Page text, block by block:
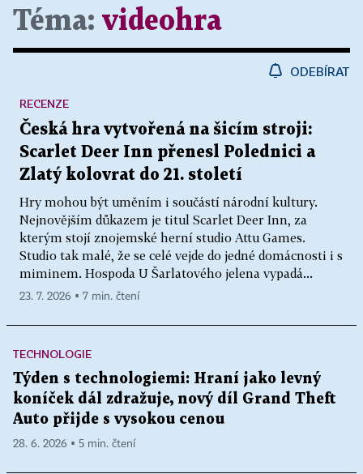
Téma: videohra
ODEBÍRAT
Česká hra vytvořená na šicím stroji:
Scarlet Deer Inn přenesl Polednici a
Zlatý kolovrat do 21. století
Hry mohou být uměním i součástí národní kultury.
Nejnovějším důkazem je titul Scarlet Deer Inn, za
kterým stojí znojemské herní studio Attu Games.
Studio tak malé, že se celé vejde do jedné domácnosti i s
miminem. Hospoda U Šarlatového jelena vypadá...
RECENZE
23. 7. 2026 ▪ 7 min. čtení
TECHNOLOGIE
Týden s technologiemi: Hraní jako levný
koníček dál zdražuje, nový díl Grand Theft
Auto přijde s vysokou cenou
28. 6. 2026 ▪ 5 min. čtení